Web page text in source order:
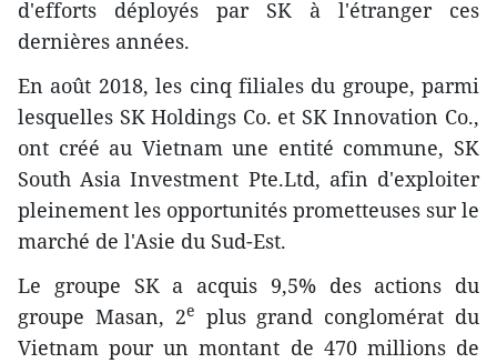
d'efforts déployés par SK à l'étranger ces
dernières années.
En août 2018, les cinq filiales du groupe, parmi
lesquelles SK Holdings Co. et SK Innovation Co.,
ont créé au Vietnam une entité commune, SK
South Asia Investment Pte.Ltd, afin d'exploiter
pleinement les opportunités prometteuses sur le
marché de l'Asie du Sud-Est.
Le groupe SK a acquis 9,5% des actions du
groupe Masan, 2e
plus grand conglomérat du
Vietnam pour un montant de 470 millions de